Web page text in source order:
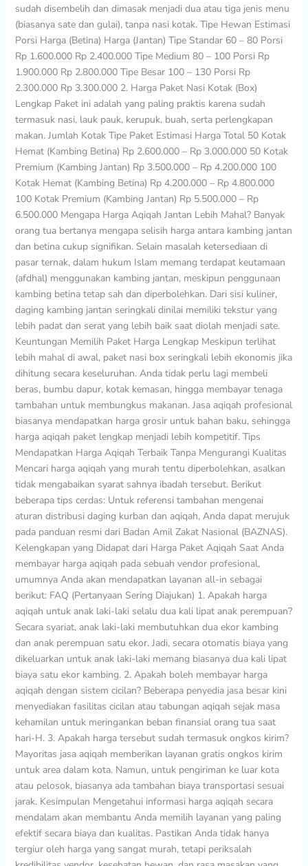
sudah disembelih dan dimasak menjadi dua atau tiga jenis menu
(biasanya sate dan gulai), tanpa nasi kotak. Tipe Hewan Estimasi
Porsi Harga (Betina) Harga (Jantan) Tipe Standar 60 – 80 Porsi
Rp 1.600.000 Rp 2.400.000 Tipe Medium 80 – 100 Porsi Rp
1.900.000 Rp 2.800.000 Tipe Besar 100 – 130 Porsi Rp
2.300.000 Rp 3.300.000 2. Harga Paket Nasi Kotak (Box)
Lengkap Paket ini adalah yang paling praktis karena sudah
termasuk nasi, lauk pauk, kerupuk, buah, serta perlengkapan
makan. Jumlah Kotak Tipe Paket Estimasi Harga Total 50 Kotak
Hemat (Kambing Betina) Rp 2.600.000 – Rp 3.000.000 50 Kotak
Premium (Kambing Jantan) Rp 3.500.000 – Rp 4.200.000 100
Kotak Hemat (Kambing Betina) Rp 4.200.000 – Rp 4.800.000
100 Kotak Premium (Kambing Jantan) Rp 5.500.000 – Rp
6.500.000 Mengapa Harga Aqiqah Jantan Lebih Mahal? Banyak
orang tua bertanya mengapa selisih harga antara kambing jantan
dan betina cukup signifikan. Selain masalah ketersediaan di
pasar ternak, dalam hukum Islam memang terdapat keutamaan
(afdhal) menggunakan kambing jantan, meskipun penggunaan
kambing betina tetap sah dan diperbolehkan. Dari sisi kuliner,
daging kambing jantan seringkali dinilai memiliki tekstur yang
lebih padat dan serat yang lebih baik saat diolah menjadi sate.
Keuntungan Memilih Paket Harga Lengkap Meskipun terlihat
lebih mahal di awal, paket nasi box seringkali lebih ekonomis jika
dihitung secara keseluruhan. Anda tidak perlu lagi membeli
beras, bumbu dapur, kotak kemasan, hingga membayar tenaga
tambahan untuk membungkus makanan. Jasa aqiqah profesional
biasanya mendapatkan harga grosir untuk bahan baku, sehingga
harga aqiqah paket lengkap menjadi lebih kompetitif. Tips
Mendapatkan Harga Aqiqah Terbaik Tanpa Mengurangi Kualitas
Mencari harga aqiqah yang murah tentu diperbolehkan, asalkan
tidak mengabaikan syarat sahnya ibadah tersebut. Berikut
beberapa tips cerdas: Untuk referensi tambahan mengenai
aturan distribusi daging kurban dan aqiqah, Anda dapat merujuk
pada panduan resmi dari Badan Amil Zakat Nasional (BAZNAS).
Kelengkapan yang Didapat dari Harga Paket Aqiqah Saat Anda
membayar harga aqiqah pada sebuah vendor profesional,
umumnya Anda akan mendapatkan layanan all-in sebagai
berikut: FAQ (Pertanyaan Sering Diajukan) 1. Apakah harga
aqiqah untuk anak laki-laki selalu dua kali lipat anak perempuan?
Secara syariat, anak laki-laki membutuhkan dua ekor kambing
dan anak perempuan satu ekor. Jadi, secara otomatis biaya yang
dikeluarkan untuk anak laki-laki memang biasanya dua kali lipat
biaya satu ekor kambing. 2. Apakah boleh membayar harga
aqiqah dengan sistem cicilan? Beberapa penyedia jasa besar kini
menyediakan fasilitas cicilan atau tabungan aqiqah sejak masa
kehamilan untuk meringankan beban finansial orang tua saat
hari-H. 3. Apakah harga tersebut sudah termasuk ongkos kirim?
Mayoritas jasa aqiqah memberikan layanan gratis ongkos kirim
untuk area dalam kota. Namun, untuk pengiriman ke luar kota
atau pelosok, biasanya ada tambahan biaya transportasi sesuai
jarak. Kesimpulan Mengetahui informasi harga aqiqah secara
mendalam akan membantu Anda memilih layanan yang paling
efektif secara biaya dan kualitas. Pastikan Anda tidak hanya
tergiur oleh harga yang sangat murah, tetapi periksalah